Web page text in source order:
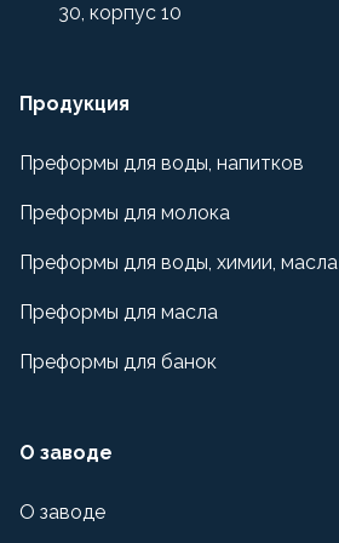
30, корпус 10
Продукция
Преформы для воды, напитков
Преформы для молока
Преформы для воды, химии, масла
Преформы для масла
Преформы для банок
О заводе
О заводе